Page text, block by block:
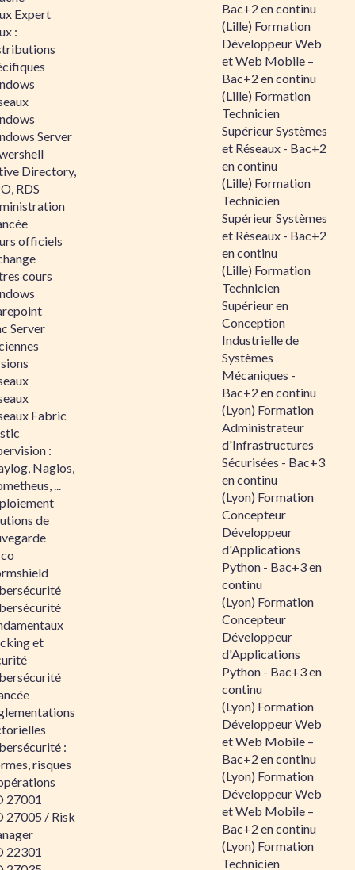
Expert
:
Server
Directory,
RDS
officiels
cours
Server
Fabric
:
Nagios,
...
de
et
:
risques
27001
27005 / Risk
22301
Bac+2 en continu
(Lille) Formation
Développeur Web
et Web Mobile –
Bac+2 en continu
(Lille) Formation
Technicien
Supérieur Systèmes
et Réseaux - Bac+2
en continu
(Lille) Formation
Technicien
Supérieur Systèmes
et Réseaux - Bac+2
en continu
(Lille) Formation
Technicien
Supérieur en
Conception
Industrielle de
Systèmes
Mécaniques -
Bac+2 en continu
(Lyon) Formation
Administrateur
d'Infrastructures
Sécurisées - Bac+3
en continu
(Lyon) Formation
Concepteur
Développeur
d'Applications
Python - Bac+3 en
continu
(Lyon) Formation
Concepteur
Développeur
d'Applications
Python - Bac+3 en
continu
(Lyon) Formation
Développeur Web
et Web Mobile –
Bac+2 en continu
(Lyon) Formation
Développeur Web
et Web Mobile –
Bac+2 en continu
(Lyon) Formation
Technicien